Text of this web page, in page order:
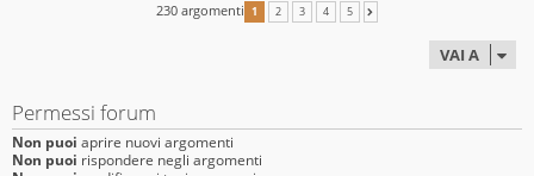
230 argomenti 1 2 3 4 5
VAI A
Permessi forum
Non puoi aprire nuovi argomenti
Non puoi rispondere negli argomenti